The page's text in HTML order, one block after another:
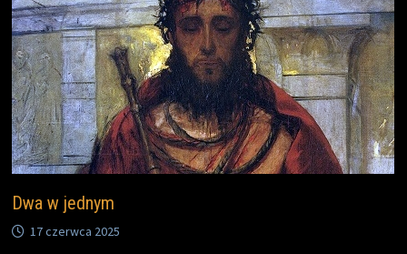
Dwa w jednym
17 czerwca 2025